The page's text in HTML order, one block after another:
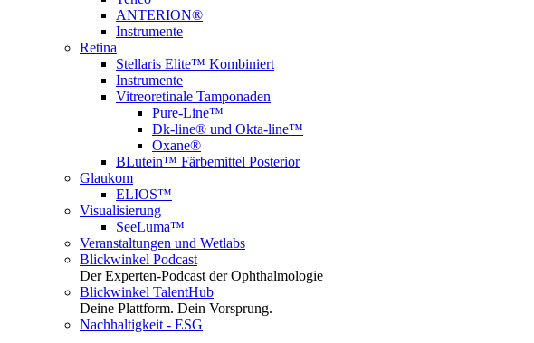
ANTERION®
Instrumente
Retina
Stellaris Elite™ Kombiniert
Instrumente
Vitreoretinale Tamponaden
Pure-Line™
Dk-line® und Okta-line™
Oxane®
BLutein™ Färbemittel Posterior
Glaukom
ELIOS™
Visualisierung
SeeLuma™
Veranstaltungen und Wetlabs
Blickwinkel Podcast
Der Experten-Podcast der Ophthalmologie
Blickwinkel TalentHub
Deine Plattform. Dein Vorsprung.
Nachhaltigkeit - ESG